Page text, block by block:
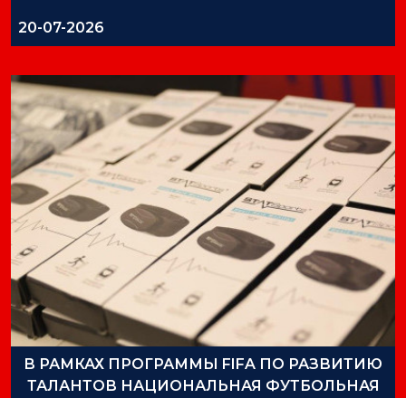
20-07-2026
В РАМКАХ ПРОГРАММЫ FIFA ПО РАЗВИТИЮ
ТАЛАНТОВ НАЦИОНАЛЬНАЯ ФУТБОЛЬНАЯ